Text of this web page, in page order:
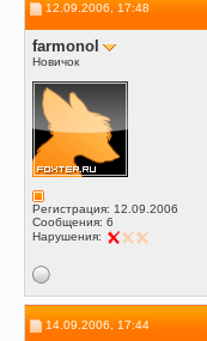
12.09.2006, 17:48
farmonol
Новичок
Регистрация: 12.09.2006
Сообщения: 6
Нарушения:
14.09.2006, 17:44